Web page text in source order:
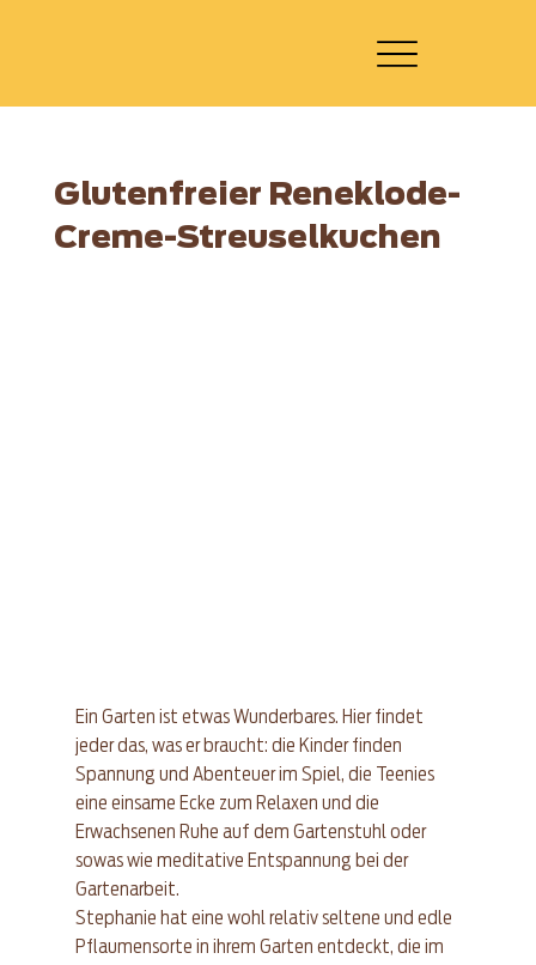
Glutenfreier Reneklode-
Creme-Streuselkuchen
Ein Garten ist etwas Wunderbares. Hier findet
jeder das, was er braucht: die Kinder finden
Spannung und Abenteuer im Spiel, die Teenies
eine einsame Ecke zum Relaxen und die
Erwachsenen Ruhe auf dem Gartenstuhl oder
sowas wie meditative Entspannung bei der
Gartenarbeit.
Stephanie hat eine wohl relativ seltene und edle
Pflaumensorte in ihrem Garten entdeckt, die im